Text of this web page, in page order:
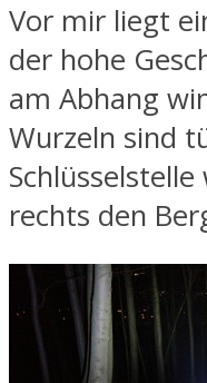
Vor mir liegt
der hohe
am Abhang
Wurzeln sind
rechts den